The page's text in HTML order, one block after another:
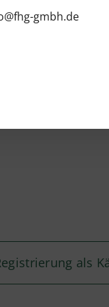
gmbh.de
als